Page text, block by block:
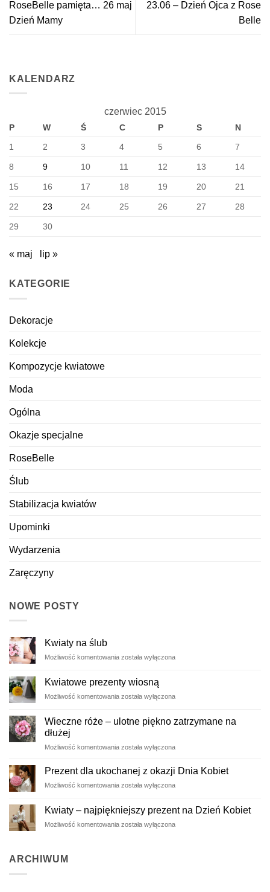
RoseBelle pamięta… 26 maj
Dzień Mamy
23.06 – Dzień Ojca z Rose
Belle
KALENDARZ
czerwiec 2015
P W Ś C P S
N
1
2 3 4 5 6 7
8 9 10 11 12 13 14
15 16 17 18 19 20 21
22 23 24 25 26 27 28
29 30
« maj lip »
KATEGORIE
Dekoracje
Kolekcje
Kompozycje kwiatowe
Moda
Ogólna
Okazje specjalne
RoseBelle
Ślub
Stabilizacja kwiatów
Upominki
Wydarzenia
Zaręczyny
NOWE POSTY
Kwiaty na ślub
Możliwość komentowania Kwiaty
została wyłączona
Kwiatowe prezenty wiosną
Możliwość komentowania Kwiatowe
została wyłączona
Wieczne róże – ulotne piękno zatrzymane na
dłużej
Możliwość komentowania Wieczne
ulotne
piękno
na
została wyłączona
Prezent dla ukochanej z okazji Dnia Kobiet
Możliwość komentowania Prezent
ukochanej
z
okazji
została wyłączona
Kwiaty – najpiękniejszy prezent na Dzień Kobiet
Możliwość komentowania Kwiaty
została wyłączona
ARCHIWUM